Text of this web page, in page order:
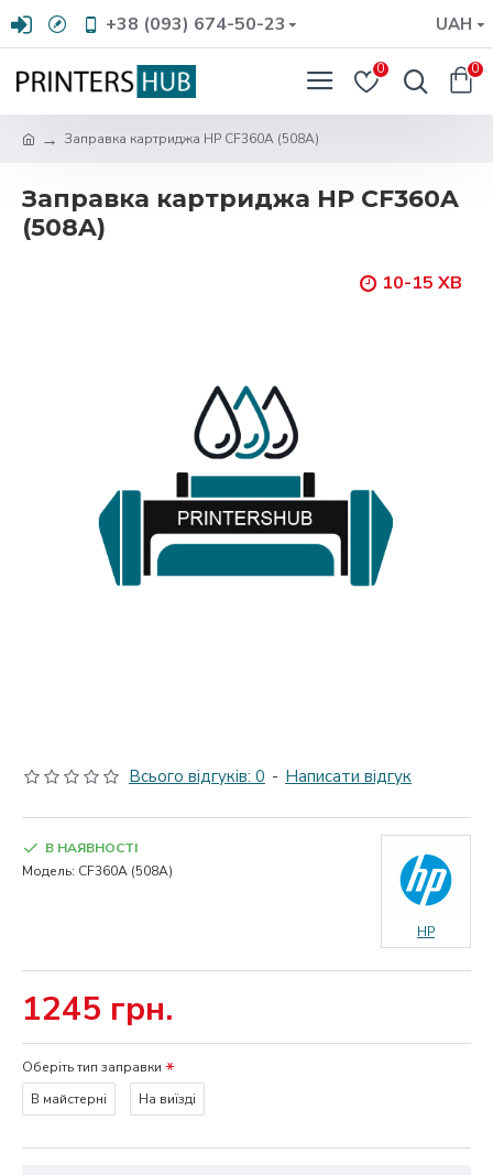
+38 (093) 674-50-23 UAH
0 0
Заправка картриджа HP CF360A (508A)
Заправка картриджа HP CF360A
(508A)
10-15 ХВ
Всього відгуків: 0 - Написати відгук
1245 грн.
В НАЯВНОСТІ
Модель: CF360A (508A)
HP
Оберіть тип заправки
В майстерні
На виїзді